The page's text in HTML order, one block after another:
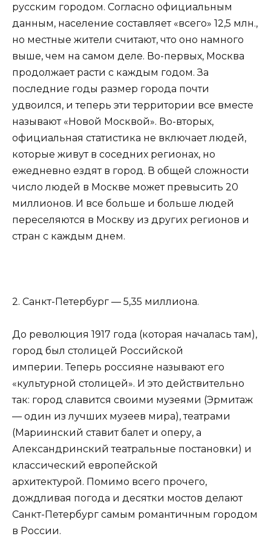
русским городом. Согласно официальным
данным, население составляет «всего» 12,5 млн.,
но местные жители считают, что оно намного
выше, чем на самом деле. Во-первых, Москва
продолжает расти с каждым годом. За
последние годы размер города почти
удвоился, и теперь эти территории все вместе
называют «Новой Москвой». Во-вторых,
официальная статистика не включает людей,
которые живут в соседних регионах, но
ежедневно ездят в город. В общей сложности
число людей в Москве может превысить 20
миллионов. И все больше и больше людей
переселяются в Москву из других регионов и
стран с каждым днем.
2. Санкт-Петербург — 5,35 миллиона.
До революция 1917 года (которая началась там),
город был столицей Российской
империи. Теперь россияне называют его
«культурной столицей». И это действительно
так: город славится своими музеями (Эрмитаж
— один из лучших музеев мира), театрами
(Мариинский ставит балет и оперу, а
Александринский театральные постановки) и
классический европейской
архитектурой. Помимо всего прочего,
дождливая погода и десятки мостов делают
Санкт-Петербург самым романтичным городом
в России.